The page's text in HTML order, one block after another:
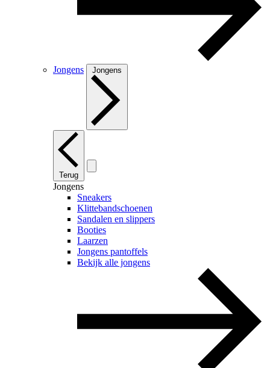
Jongens Jongens
Terug
Jongens
Sneakers
Klittebandschoenen
Sandalen en slippers
Booties
Laarzen
Jongens pantoffels
Bekijk alle jongens